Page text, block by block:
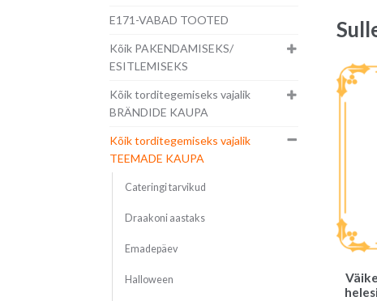
E171-VABAD TOOTED
Kõik PAKENDAMISEKS/
ESITLEMISEKS
Kõik torditegemiseks vajalik
BRÄNDIDE KAUPA
Kõik torditegemiseks vajalik
TEEMADE KAUPA
Cateringi tarvikud
Draakoni aastaks
Emadepäev
Halloween